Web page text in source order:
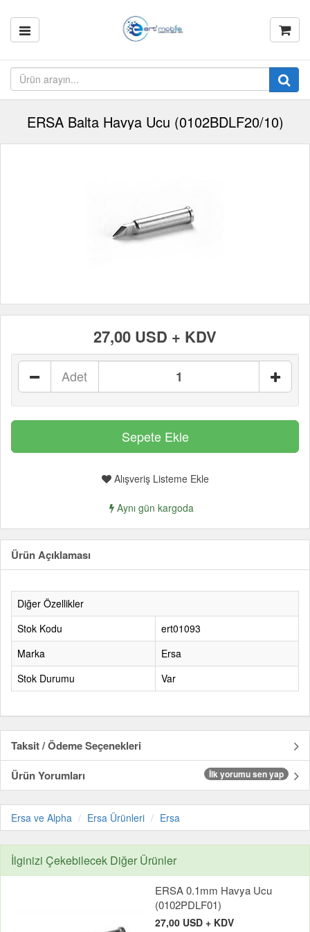
ERSA Balta Havya Ucu (0102BDLF20/10)
27,00 USD + KDV
Adet
Alışveriş Listeme Ekle
Aynı gün kargoda
Ürün Açıklaması
Diğer Özellikler
Stok Kodu
ert01093
Marka
Ersa
Stok Durumu
Var
Taksit / Ödeme Seçenekleri
Ürün Yorumları
İlk yorumu sen yap
Ersa ve Alpha Ersa Ürünleri Ersa
İlginizi Çekebilecek Diğer Ürünler
ERSA 0.1mm Havya Ucu
(0102PDLF01)
27,00 USD + KDV